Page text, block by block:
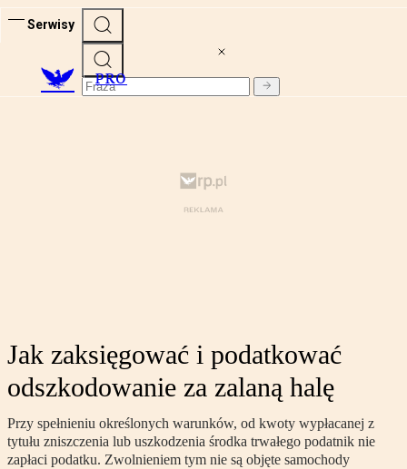
Serwisy
PRO
Jak zaksięgować i podatkować
odszkodowanie za zalaną halę
Przy spełnieniu określonych warunków, od kwoty wypłacanej z
tytułu zniszczenia lub uszkodzenia środka trwałego podatnik nie
zapłaci podatku. Zwolnieniem tym nie są objęte samochody